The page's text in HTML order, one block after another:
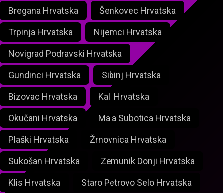
Bregana Hrvatska Šenkovec Hrvatska
Trpinja Hrvatska Nijemci Hrvatska
Novigrad Podravski Hrvatska
Gundinci Hrvatska Sibinj Hrvatska
Bizovac Hrvatska Kali Hrvatska
Okučani Hrvatska Mala Subotica Hrvatska
Plaški Hrvatska Žrnovnica Hrvatska
Sukošan Hrvatska Zemunik Donji Hrvatska
Klis Hrvatska Staro Petrovo Selo Hrvatska